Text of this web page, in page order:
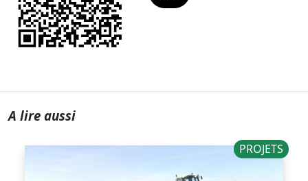
A lire aussi
PROJETS